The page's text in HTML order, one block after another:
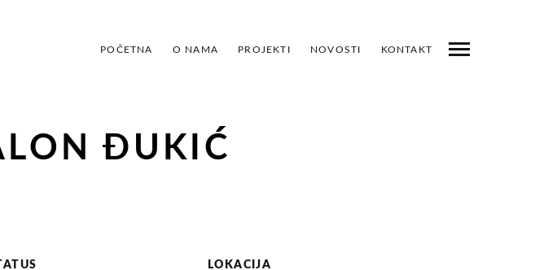
POČETNA O NAMA PROJEKTI NOVOSTI KONTAKT
ĐUKIĆ
LOKACIJA